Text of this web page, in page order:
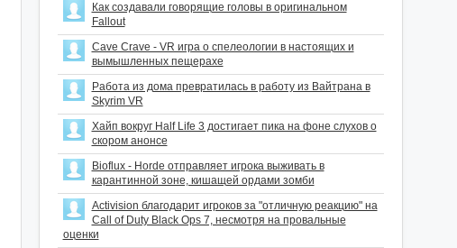
Как создавали говорящие головы в оригинальном
Fallout
Cave Crave - VR игра о спелеологии в настоящих и
вымышленных пещерахе
Работа из дома превратилась в работу из Вайтрана в
Skyrim VR
Хайп вокруг Half Life 3 достигает пика на фоне слухов о
скором анонсе
Bioflux - Horde отправляет игрока выживать в
карантинной зоне, кишащей ордами зомби
Activision благодарит игроков за "отличную реакцию" на
Call of Duty Black Ops 7, несмотря на провальные
оценки